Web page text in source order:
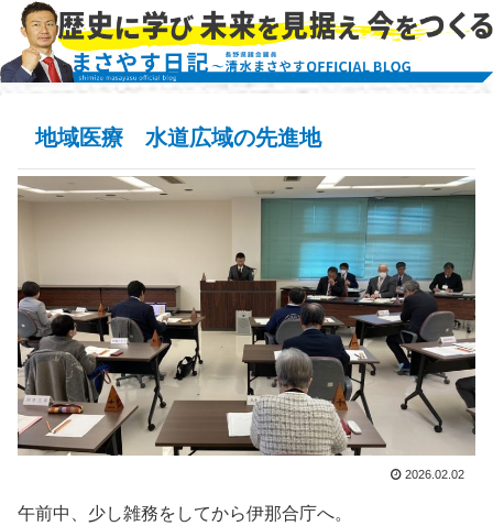
地域医療 水道広域の先進地
2026.02.02
午前中、少し雑務をしてから伊那合庁へ。